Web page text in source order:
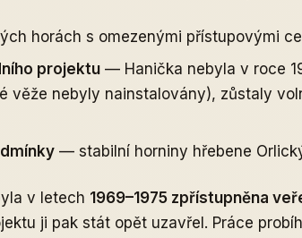
horách s omezenými přístupovými
projektu — Hanička nebyla v roce
věže nebyly nainstalovány), zůstaly
— stabilní horniny hřebene
v letech 1969–1975 zpřístupněna
ji pak stát opět uzavřel. Práce